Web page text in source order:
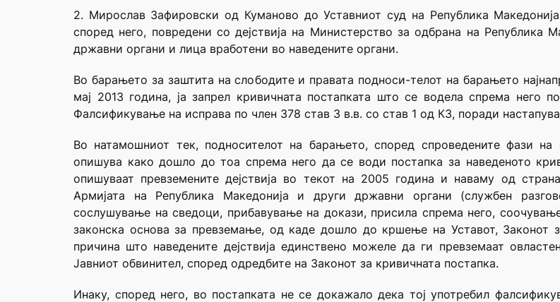
2. Мирослав Зафировски од Куманово до Уставниот суд на Република
според него, повредени со дејствија на Министерство за одбрана на Република
државни органи и лица вработени во наведените органи.
Во барањето за заштита на слободите и правата подноси-телот на барањето
мај 2013 година, ја запрел кривичната постапката што се водела спрема него
Фалсификување на исправа по член 378 став 3 в.в. со став 1 од КЗ, поради
Во натамошниот тек, подносителот на барањето, според спроведените фази на
опишува како дошло до тоа спрема него да се води постапка за наведеното
опишуваат превземените дејствија во текот на 2005 година и наваму од
Армијата на Република Македонија и други државни органи (службен
сослушување на сведоци, прибавување на докази, присила спрема него,
законска основа за превземање, од каде дошло до кршење на Уставот, Законот
причина што наведените дејствија единствено можеле да ги превземаат
Јавниот обвинител, според одредбите на Законот за кривичната постапка.
Инаку, според него, во постапката не се докажало дека тој употребил